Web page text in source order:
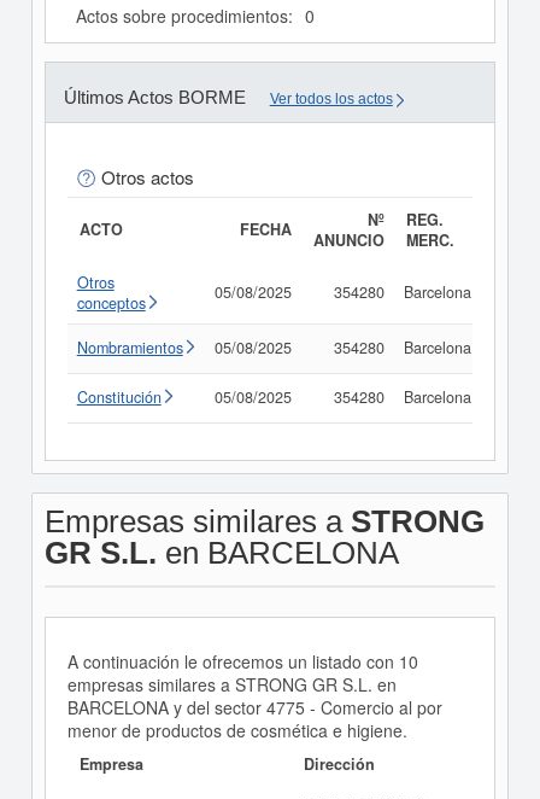
Actos sobre procedimientos: 0
Últimos Actos BORME Ver todos los actos
Otros actos
ACTO FECHA
Nº
ANUNCIO
REG.
MERC.
Otros
conceptos
05/08/2025 354280 Barcelona
Nombramientos 05/08/2025 354280 Barcelona
Constitución 05/08/2025 354280 Barcelona
Empresas similares a STRONG
GR S.L. en BARCELONA
A continuación le ofrecemos un listado con 10
empresas similares a STRONG GR S.L. en
BARCELONA y del sector 4775 - Comercio al por
menor de productos de cosmética e higiene.
Empresa Dirección